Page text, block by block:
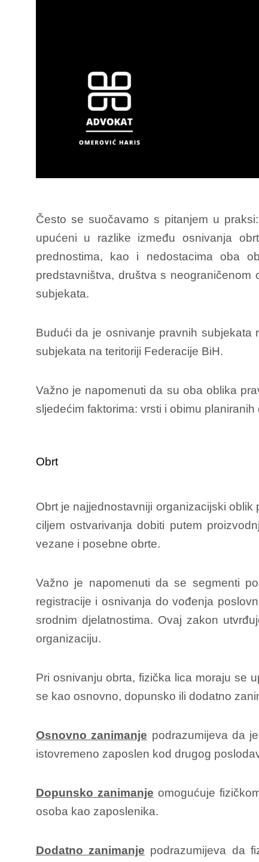
Često se suočavamo s pitanjem u
upućeni u razlike između osnivanja
prednostima, kao i nedostacima oba
predstavništva, društva s
subjekata.
Budući da je osnivanje pravnih
subjekata na teritoriji Federacije BiH.
Važno je napomenuti da su oba oblika
sljedećim faktorima: vrsti i obimu
Obrt
Obrt je najjednostavniji organizacijski
ciljem ostvarivanja dobiti putem
vezane i posebne obrte.
Važno je napomenuti da se segmenti
registracije i osnivanja do vođenja
srodnim djelatnostima. Ovaj zakon
organizaciju.
Pri osnivanju obrta, fizička lica moraju se
se kao osnovno, dopunsko ili dodatno
Osnovno zanimanje podrazumijeva da
istovremeno zaposlen kod drugog
Dopunsko zanimanje omogućuje
osoba kao zaposlenika.
Dodatno zanimanje podrazumijeva da